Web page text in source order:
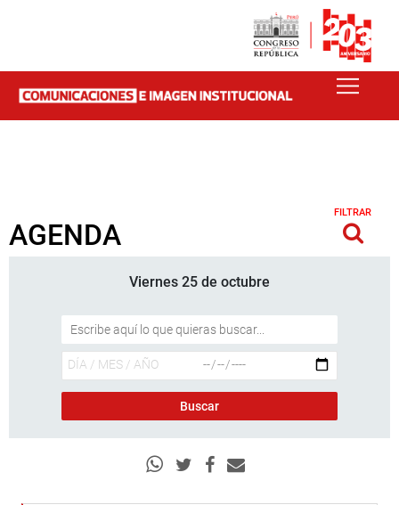
AGENDA
FILTRAR
Viernes 25 de octubre